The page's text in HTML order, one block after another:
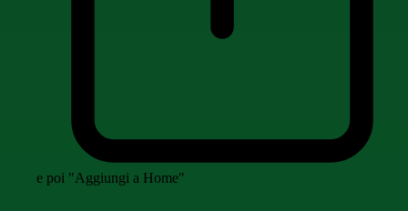
e poi "Aggiungi a Home"